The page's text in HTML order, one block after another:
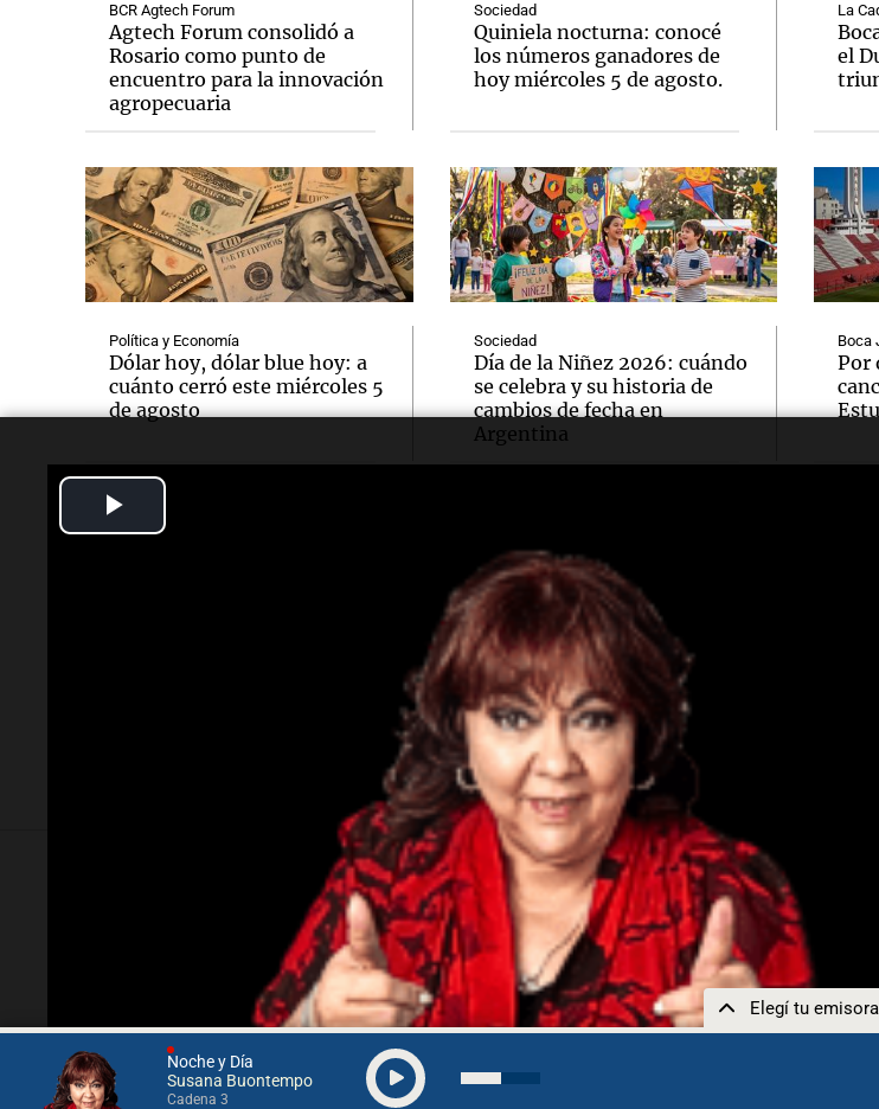
Noche y Día
Susana Buontempo
Cadena 3
Elegí tu emisora
BCR Agtech Forum
Agtech Forum consolidó a
Rosario como punto de
encuentro para la innovación
agropecuaria
Política y Economía
Dólar hoy, dólar blue hoy: a
cuánto cerró este miércoles 5
de agosto
Sociedad
Quiniela nocturna: conocé
los números ganadores de
hoy miércoles 5 de agosto.
Sociedad
Día de la Niñez 2026: cuándo
se celebra y su historia de
cambios de fecha en
Argentina
Amamos Argentina
Perito Moreno recibe la Copa
Mundial de Natación de
Invierno con récords y
atletas de 20 países
La
el
Boca
Por
Nuestros padres fundadores| Por siempre Mario|
La Popu| Integrar nuestra red| Aviso Legal